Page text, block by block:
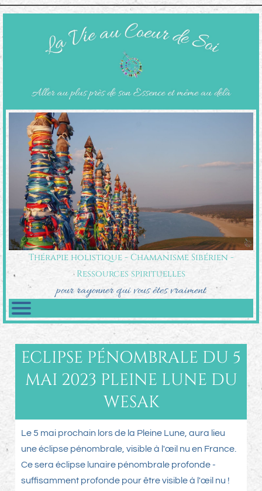
Thérapie holistique - Chamanisme Sibérien -
Ressources spirituelles
pour rayonner qui vous êtes vraiment
ECLIPSE PÉNOMBRALE DU 5
MAI 2023 PLEINE LUNE DU
WESAK
Le 5 mai prochain lors de la Pleine Lune, aura lieu
une éclipse pénombrale, visible à l'œil nu en France.
Ce sera éclipse lunaire pénombrale profonde -
suffisamment profonde pour être visible à l'œil nu !